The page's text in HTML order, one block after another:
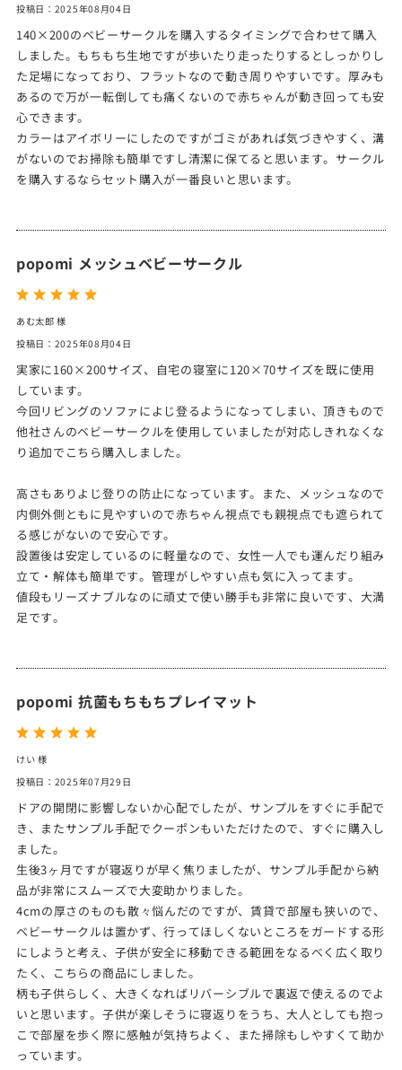
投稿日：2025年08月04日
140×200のベビーサークルを購入するタイミングで合わせて購入
しました。もちもち生地ですが歩いたり走ったりするとしっかりし
た足場になっており、フラットなので動き周りやすいです。厚みも
あるので万が一転倒しても痛くないので赤ちゃんが動き回っても安
心できます。
カラーはアイボリーにしたのですがゴミがあれば気づきやすく、溝
がないのでお掃除も簡単ですし清潔に保てると思います。サークル
を購入するならセット購入が一番良いと思います。
popomi メッシュベビーサークル
あむ太郎 様
投稿日：2025年08月04日
実家に160×200サイズ、自宅の寝室に120×70サイズを既に使用
しています。
今回リビングのソファによじ登るようになってしまい、頂きもので
他社さんのベビーサークルを使用していましたが対応しきれなくな
り追加でこちら購入しました。
高さもありよじ登りの防止になっています。また、メッシュなので
内側外側ともに見やすいので赤ちゃん視点でも親視点でも遮られて
る感じがないので安心です。
設置後は安定しているのに軽量なので、女性一人でも運んだり組み
立て・解体も簡単です。管理がしやすい点も気に入ってます。
値段もリーズナブルなのに頑丈で使い勝手も非常に良いです、大満
足です。
popomi 抗菌もちもちプレイマット
けい 様
投稿日：2025年07月29日
ドアの開閉に影響しないか心配でしたが、サンプルをすぐに手配で
き、またサンプル手配でクーポンもいただけたので、すぐに購入し
ました。
生後3ヶ月ですが寝返りが早く焦りましたが、サンプル手配から納
品が非常にスムーズで大変助かりました。
4cmの厚さのものも散々悩んだのですが、賃貸で部屋も狭いので、
ベビーサークルは置かず、行ってほしくないところをガードする形
にしようと考え、子供が安全に移動できる範囲をなるべく広く取り
たく、こちらの商品にしました。
柄も子供らしく、大きくなればリバーシブルで裏返で使えるのでよ
いと思います。子供が楽しそうに寝返りをうち、大人としても抱っ
こで部屋を歩く際に感触が気持ちよく、また掃除もしやすくて助か
っています。